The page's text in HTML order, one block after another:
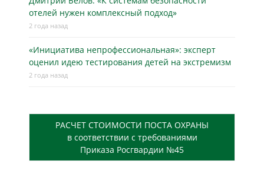
отелей нужен комплексный подход»
2 года назад
«Инициатива непрофессиональная»: эксперт
оценил идею тестирования детей на экстремизм
2 года назад
РАСЧЕТ СТОИМОСТИ ПОСТА ОХРАНЫ
в соответствии с требованиями
Приказа Росгвардии №45